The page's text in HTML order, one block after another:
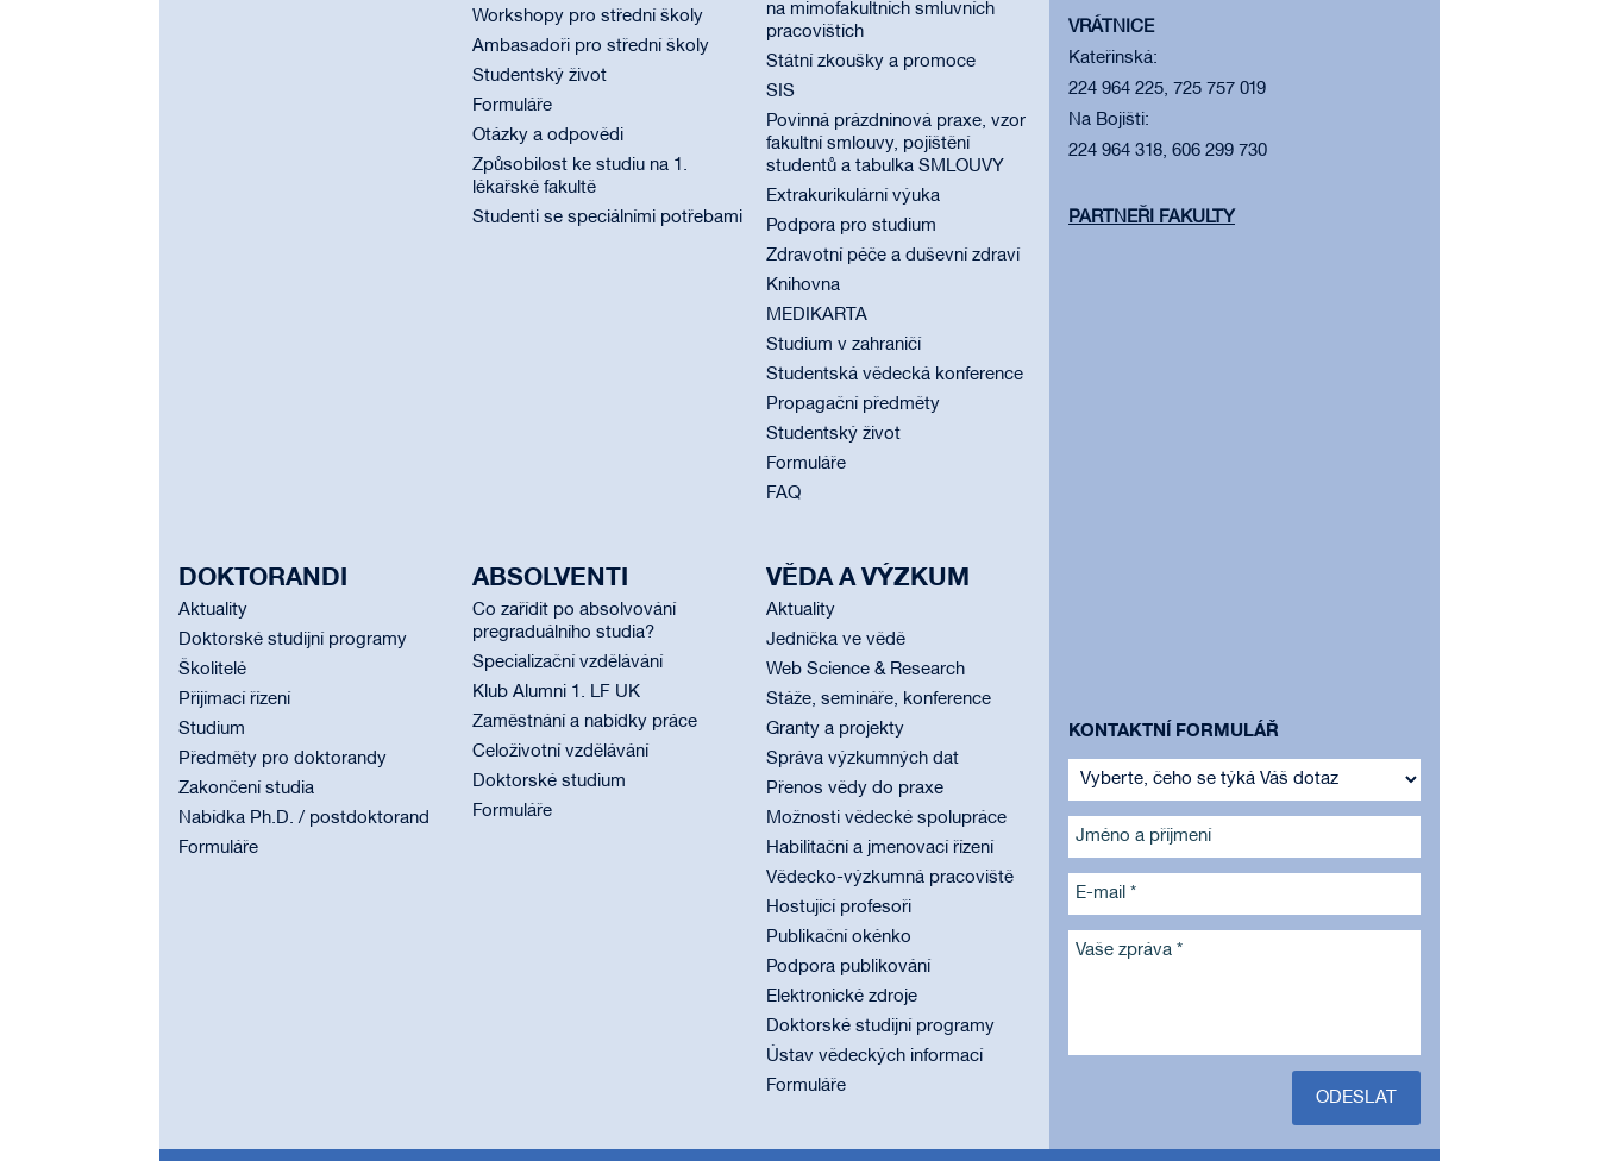
Workshopy pro střední školy
Ambasadoři pro střední školy
Studentský život
Formuláře
Otázky a odpovědi
Způsobilost ke studiu na 1.
lékařské fakultě
Studenti se speciálními potřebami
na mimofakultních smluvních
pracovištích
Státní zkoušky a promoce
SIS
Povinná prázdninová praxe, vzor
fakultní smlouvy, pojištění
studentů a tabulka SMLOUVY
Extrakurikulární výuka
Podpora pro studium
Zdravotní péče a duševní zdraví
Knihovna
MEDIKARTA
Studium v zahraničí
Studentská vědecká konference
Propagační předměty
Studentský život
Formuláře
FAQ
DOKTORANDI
Aktuality
Doktorské studijní programy
Školitelé
Přijímací řízení
Studium
Předměty pro doktorandy
Zakončení studia
Nabídka Ph.D. / postdoktorand
Formuláře
ABSOLVENTI
Co zařídit po absolvování
pregraduálního studia?
Specializační vzdělávání
Klub Alumni 1. LF UK
Zaměstnání a nabídky práce
Celoživotní vzdělávání
Doktorské studium
Formuláře
VĚDA A VÝZKUM
Aktuality
Jednička ve vědě
Web Science & Research
Stáže, semináře, konference
Granty a projekty
Správa výzkumných dat
Přenos vědy do praxe
Možnosti vědecké spolupráce
Habilitační a jmenovací řízení
Vědecko-výzkumná pracoviště
Hostující profesoři
Publikační okénko
Podpora publikování
Elektronické zdroje
Doktorské studijní programy
Ústav vědeckých informací
Formuláře
VRÁTNICE
Kateřinská:
224 964 225, 725 757 019
Na Bojišti:
224 964 318, 606 299 730
PARTNEŘI FAKULTY
KONTAKTNÍ FORMULÁŘ
Jméno a příjmení
E-mail *
Vaše zpráva *
ODESLAT